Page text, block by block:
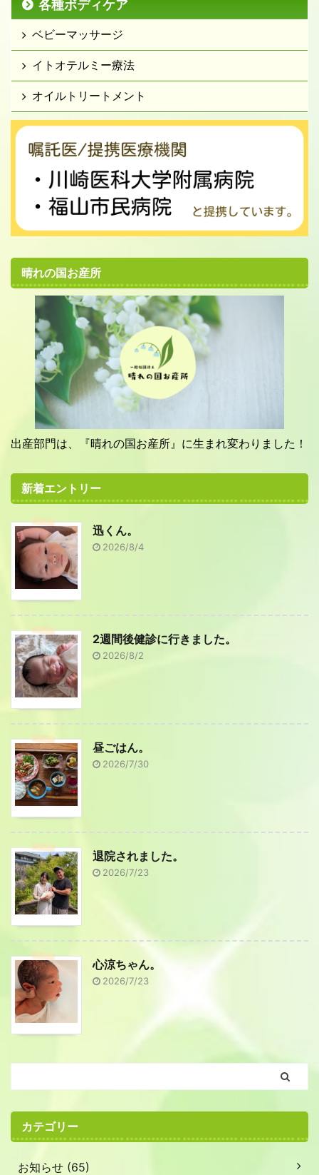
各種ボディケア
ベビーマッサージ
イトオテルミー療法
オイルトリートメント
晴れの国お産所
出産部門は、『晴れの国お産所』に生まれ変わりました！
新着エントリー
迅くん。
2026/8/4
2週間後健診に行きました。
2026/8/2
昼ごはん。
2026/7/30
退院されました。
2026/7/23
心涼ちゃん。
2026/7/23
カテゴリー
お知らせ (65)